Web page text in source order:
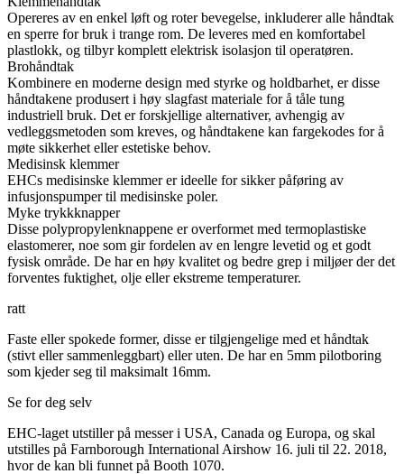
Opereres av en enkel løft og roter bevegelse, inkluderer alle håndtak
en sperre for bruk i trange rom. De leveres med en komfortabel
plastlokk, og tilbyr komplett elektrisk isolasjon til operatøren.
Brohåndtak
Kombinere en moderne design med styrke og holdbarhet, er disse
håndtakene produsert i høy slagfast materiale for å tåle tung
industriell bruk. Det er forskjellige alternativer, avhengig av
vedleggsmetoden som kreves, og håndtakene kan fargekodes for å
møte sikkerhet eller estetiske behov.
Medisinsk klemmer
EHCs medisinske klemmer er ideelle for sikker påføring av
infusjonspumper til medisinske poler.
Myke trykkknapper
Disse polypropylenknappene er overformet med termoplastiske
elastomerer, noe som gir fordelen av en lengre levetid og et godt
fysisk område. De har en høy kvalitet og bedre grep i miljøer der det
forventes fuktighet, olje eller ekstreme temperaturer.
ratt
Faste eller spokede former, disse er tilgjengelige med et håndtak
(stivt eller sammenleggbart) eller uten. De har en 5mm pilotboring
som kjeder seg til maksimalt 16mm.
Se for deg selv
EHC-laget utstiller på messer i USA, Canada og Europa, og skal
utstilles på Farnborough International Airshow 16. juli til 22. 2018,
hvor de kan bli funnet på Booth 1070.